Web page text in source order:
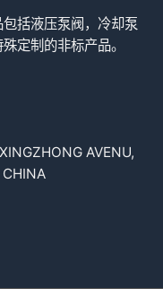
括液压泵阀，冷却泵
定制的非标产品。
AVENU,